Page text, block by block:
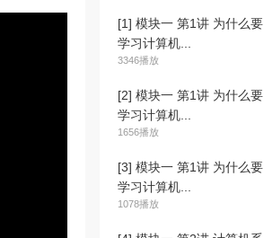
[1] 模块一 第1讲 为什么要
学习计算机...
3346播放
[2] 模块一 第1讲 为什么要
学习计算机...
1656播放
[3] 模块一 第1讲 为什么要
学习计算机...
1078播放